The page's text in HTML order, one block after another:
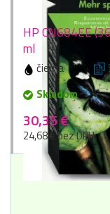
HP CN684EE
ml
čierna
Skladom
30,35 €
24,68 € bez DPH